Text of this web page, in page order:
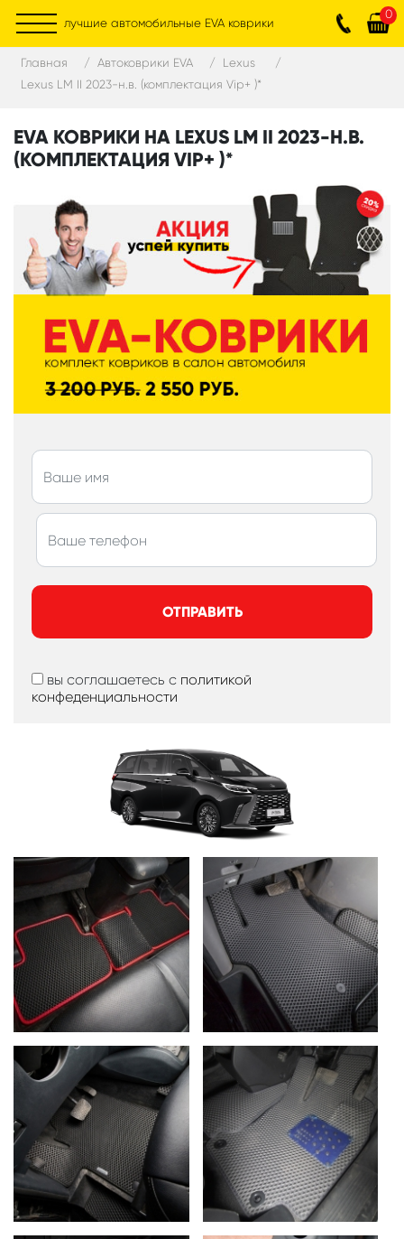
лучшие автомобильные EVA коврики
0
Главная Автоковрики EVA
Lexus
Lexus LM II 2023-н.в. (комплектация Vip+ )*
EVA КОВРИКИ НА LEXUS LM II 2023-Н.В.
(КОМПЛЕКТАЦИЯ VIP+ )*
ОТПРАВИТЬ
вы соглашаетесь с политикой
конфеденциальности